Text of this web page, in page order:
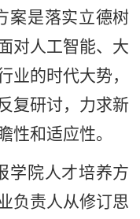
案是落实立德树
对人工智能、大
业的时代大势，
复研讨，力求新
性和适应性。
学院人才培养方
负责人从修订思